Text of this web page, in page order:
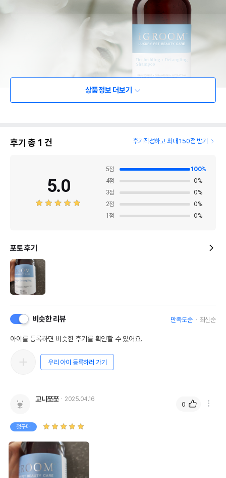
상품정보 더보기
후기 총 1 건 후기작성하고 최대 150점 받기
5.0
5점 100%
4점 0%
3점 0%
2점 0%
1 점 0%
포토 후기
비슷한 리뷰 만족도순 최신순
아이를 등록하면 비슷한 후기를 확인할 수 있어요.
우리 아이 등록하러 가기
고니쪼쪼 2025.04.16
첫구매
0